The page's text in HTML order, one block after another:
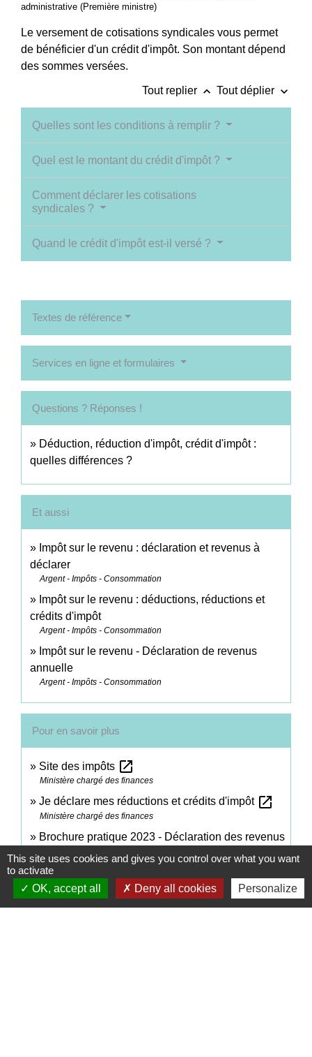
administrative (Première ministre)
Le versement de cotisations syndicales vous permet
de bénéficier d'un crédit d'impôt. Son montant dépend
des sommes versées.
Tout replier keyboard_arrow_up Tout déplier keyboard_arrow_down
Quelles sont les conditions à remplir ?
Quel est le montant du crédit d'impôt ?
Comment déclarer les cotisations
syndicales ?
Quand le crédit d'impôt est-il versé ?
Textes de référence
Services en ligne et formulaires
Questions ? Réponses !
Déduction, réduction d'impôt, crédit d'impôt :
quelles différences ?
Et aussi
Impôt sur le revenu : déclaration et revenus à
déclarer
Argent - Impôts - Consommation
Impôt sur le revenu : déductions, réductions et
crédits d'impôt
Argent - Impôts - Consommation
Impôt sur le revenu - Déclaration de revenus
annuelle
Argent - Impôts - Consommation
Pour en savoir plus
Site des impôts open_in_new
Ministère chargé des finances
Je déclare mes réductions et crédits d'impôt open_in_new
Ministère chargé des finances
Brochure pratique 2023 - Déclaration des revenus
de 2022 open_in_new
Ministère chargé des finances
Signaler une erreur sur cette page
This site uses cookies and gives you control over what you want
to activate
OK, accept all
Deny all cookies Personalize